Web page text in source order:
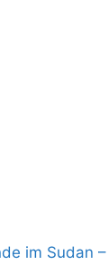
im Sudan